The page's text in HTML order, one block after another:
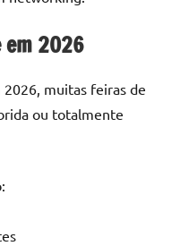
em 2026
muitas feiras de
ou totalmente